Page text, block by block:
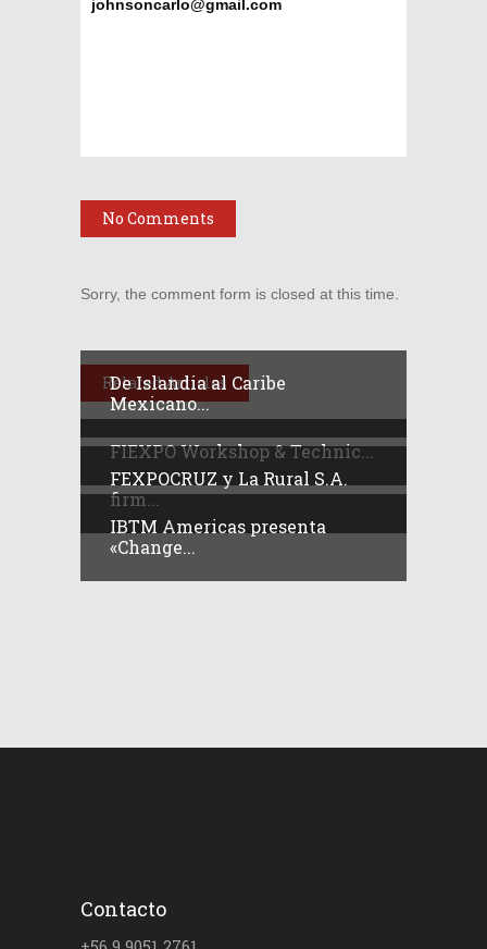
johnsoncarlo@gmail.com
No Comments
Sorry, the comment form is closed at this time.
Related Articles
De Islandia al Caribe
Mexicano...
FIEXPO Workshop & Technic...
FEXPOCRUZ y La Rural S.A.
firm...
IBTM Americas presenta
«Change...
Contacto